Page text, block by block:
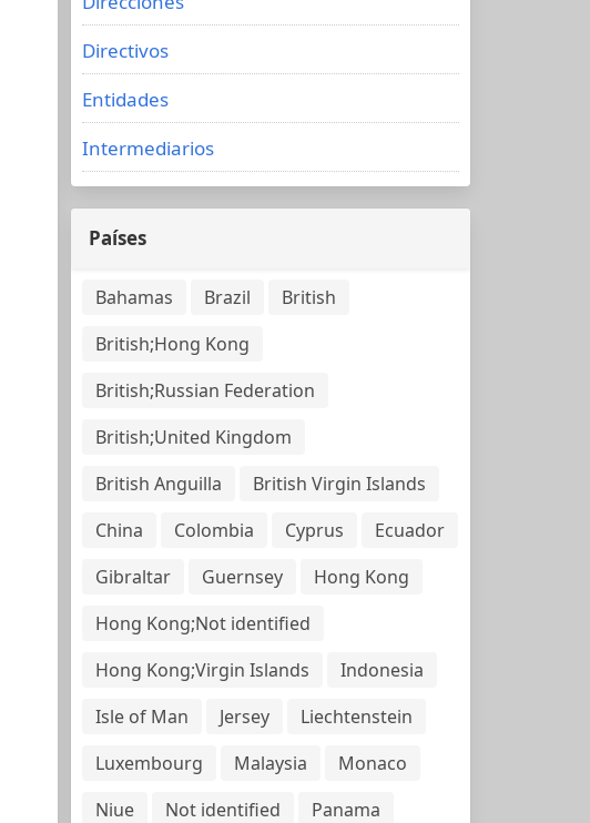
Directivos
Entidades
Intermediarios
Países
Bahamas Brazil
British
British;Hong Kong
British;Russian Federation
British;United Kingdom
British Anguilla
British Virgin Islands
China
Colombia Cyprus
Ecuador
Gibraltar
Guernsey
Hong Kong
Hong Kong;Not identified
Hong Kong;Virgin Islands
Indonesia
Isle of Man
Jersey
Liechtenstein
Luxembourg
Malaysia
Monaco
Niue
Not identified
Panama